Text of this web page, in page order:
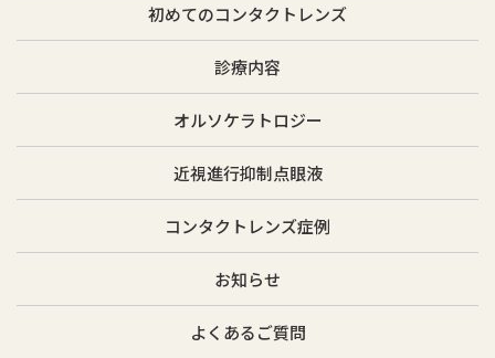
初めてのコンタクトレンズ
診療内容
オルソケラトロジー
近視進行抑制点眼液
コンタクトレンズ症例
お知らせ
よくあるご質問